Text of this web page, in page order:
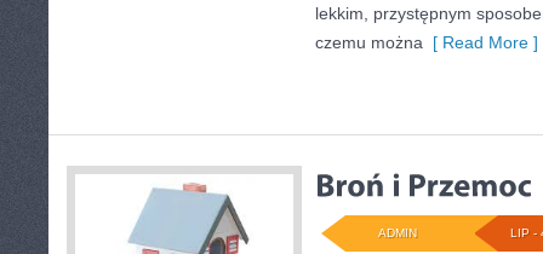
lekkim, przystępnym
czemu można [ Read More ]
LIP -
ADMIN